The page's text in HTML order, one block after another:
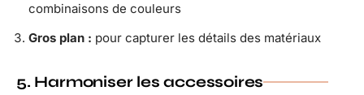
combinaisons de couleurs
Gros plan : pour capturer les détails des matériaux
5. Harmoniser les accessoires